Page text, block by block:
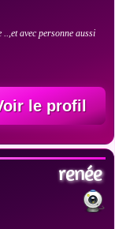
avec personne aussi
le profil
renée